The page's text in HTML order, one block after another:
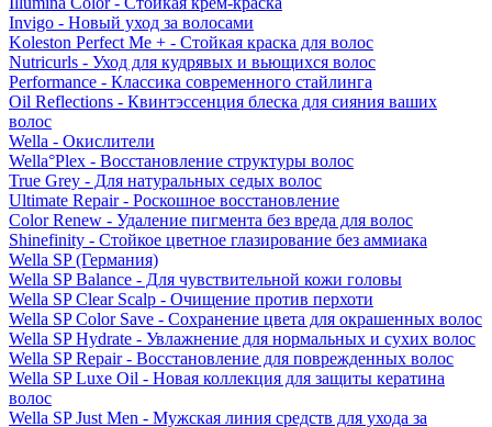
Invigo - Новый уход за волосами
Koleston Perfect Me + - Стойкая краска для волос
Nutricurls - Уход для кудрявых и вьющихся волос
Performance - Классика современного стайлинга
Oil Reflections - Квинтэссенция блеска для сияния ваших
волос
Wella - Окислители
Wella°Plex - Восстановление структуры волос
True Grey - Для натуральных седых волос
Ultimate Repair - Роскошное восстановление
Color Renew - Удаление пигмента без вреда для волос
Shinefinity - Стойкое цветное глазирование без аммиака
Wella SP (Германия)
Wella SP Balance - Для чувствительной кожи головы
Wella SP Clear Scalp - Очищение против перхоти
Wella SP Color Save - Сохранение цвета для окрашенных волос
Wella SP Hydrate - Увлажнение для нормальных и сухих волос
Wella SP Repair - Восстановление для поврежденных волос
Wella SP Luxe Oil - Новая коллекция для защиты кератина
волос
Wella SP Just Men - Мужская линия средств для ухода за